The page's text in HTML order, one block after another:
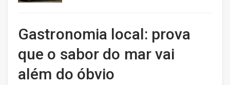
Gastronomia local: prova
que o sabor do mar vai
além do óbvio